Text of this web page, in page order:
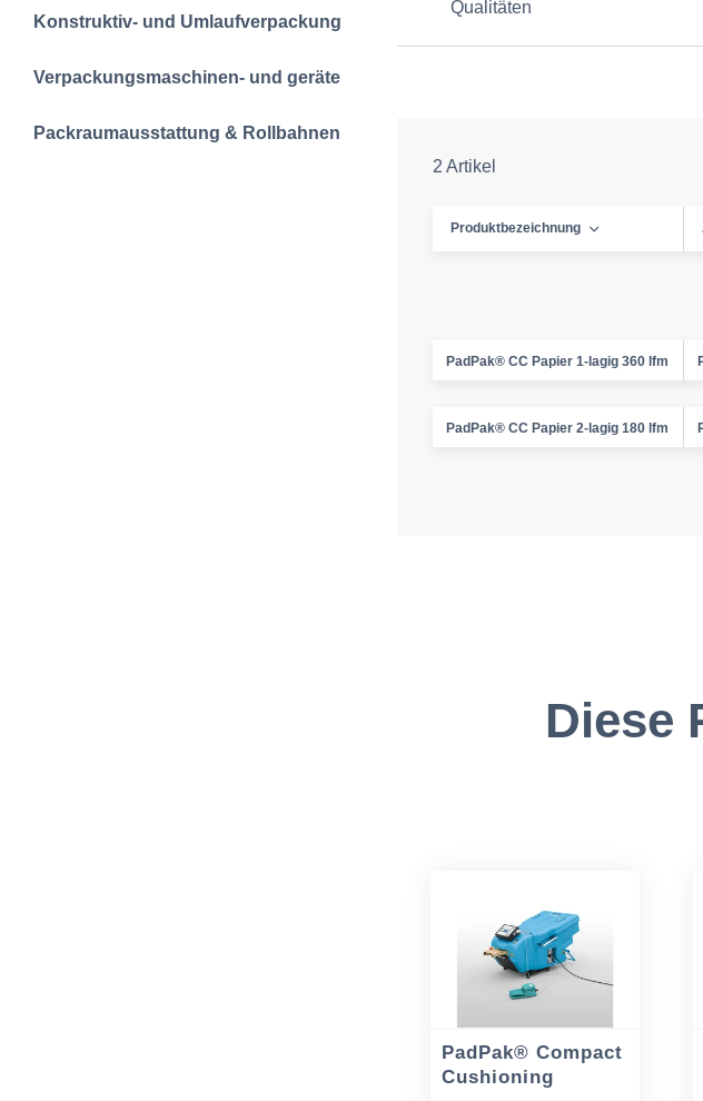
Konstruktiv- und Umlaufverpackung
Verpackungsmaschinen- und geräte
Packraumausstattung & Rollbahnen
Qualitäten
2 Artikel
Produktbezeichnung
PadPak® CC Papier 1-lagig 360 lfm
PadPak® CC Papier 2-lagig 180 lfm
Diese
PadPak® Compact
Cushioning